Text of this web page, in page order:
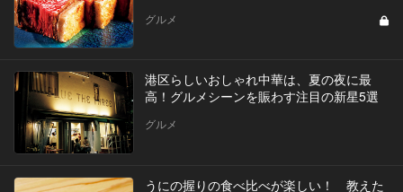
グルメ
港区らしいおしゃれ中華は、夏の夜に最
高！グルメシーンを賑わす注目の新星5選
グルメ
うにの握りの食べ比べが楽しい！ 教えた